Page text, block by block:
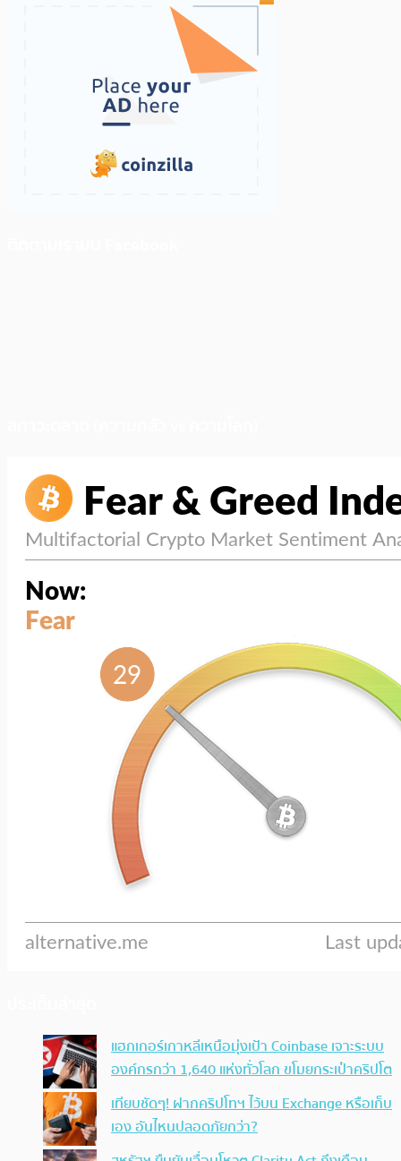
แฮกเกอร์เกาหลีเหนือมุ่งเป้า Coinbase เจาะระบบ
องค์กรกว่า 1,640 แห่งทั่วโลก ขโมยกระเป๋าคริปโต
เทียบชัดๆ! ฝากคริปโทฯ ไว้บน Exchange หรือเก็บ
เอง อันไหนปลอดภัยกว่า?